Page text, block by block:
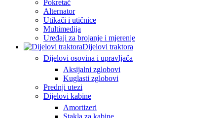
Pokretač
Alternator
Utikači i utičnice
Multimedija
Uređaji za brojanje i mjerenje
Dijelovi traktora
Dijelovi osovina i upravljača
Aksijalni zglobovi
Kuglasti zglobovi
Prednji utezi
Dijelovi kabine
Amortizeri
Stakla za kabine